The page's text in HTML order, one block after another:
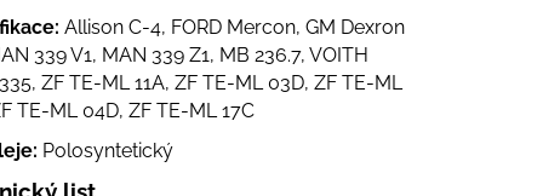
Allison C-4, FORD Mercon, GM Dexron
339 V1, MAN 339 Z1, MB 236.7, VOITH
ZF TE-ML 11A, ZF TE-ML 03D, ZF TE-ML
TE-ML 04D, ZF TE-ML 17C
Polosyntetický
list